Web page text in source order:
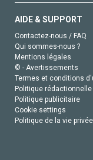
AIDE & SUPPORT
Contactez-nous / FAQ
Qui sommes-nous ?
Mentions légales
© - Avertissements
Termes et conditions
Politique rédactionnelle
Politique publicitaire
Cookie settings
Politique de la vie privée